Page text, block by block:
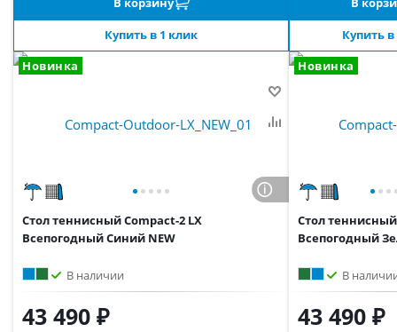
Купить в 1 клик
Купить
Новинка
Стол теннисный Compact-2 LX
Всепогодный Синий NEW
В наличии
43 490 ₽
Новинка
Стол
Всепогодный
В
43 490 ₽